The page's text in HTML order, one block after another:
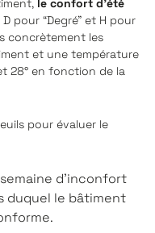
le confort d’été
D pour “Degré” et H pour
concrètement les
et une température
28° en fonction de la
pour évaluer le
d’inconfort
duquel le bâtiment